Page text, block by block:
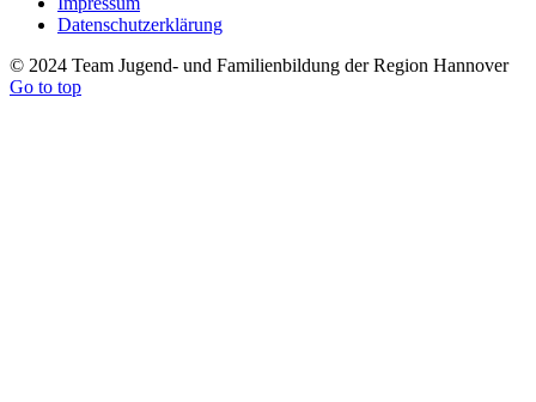
Datenschutzerklärung
© 2024 Team Jugend- und Familienbildung der Region Hannover
Go to top